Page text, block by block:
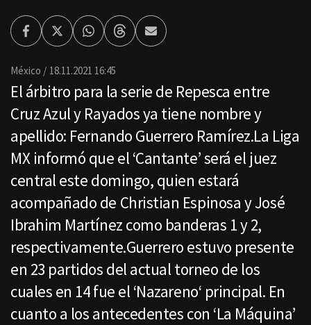
FacebookTwitterWhatsappThreadsEnviar
por
México 18.11.2021 16:45
El árbitro para la serie de Repesca entre
Cruz Azul y Rayados ya tiene nombre y
apellido: Fernando Guerrero Ramírez.La Liga
MX informó que el ‘Cantante’ será el juez
central este domingo, quien estará
acompañado de Christian Espinosa y José
Ibrahim Martínez como banderas 1 y 2,
respectivamente.Guerrero estuvo presente
en 23 partidos del actual torneo de los
cuales en 14 fue el ‘Nazareno‘ principal. En
cuanto a los antecedentes con ‘La Máquina’